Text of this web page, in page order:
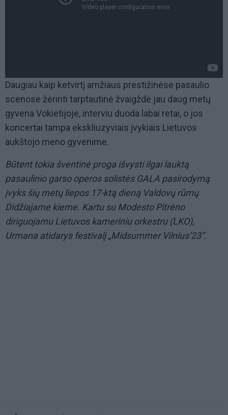
Daugiau kaip ketvirtį amžiaus prestižinėse pasaulio
scenose žėrinti tarptautinė žvaigždė jau daug metų
gyvena Vokietijoje, interviu duoda labai retai, o jos
koncertai tampa ekskliuzyviais įvykiais Lietuvos
aukštojo meno gyvenime.
Būtent tokia šventinė proga išvysti ilgai lauktą
pasaulinio garso operos solistės GALA pasirodymą
įvyks šių metų liepos 17-ktą dieną Valdovų rūmų
Didžiajame kieme. Kartu su Modesto Pitrėno
diriguojamu Lietuvos kameriniu orkestru (LKO),
Urmana atidarys festivalį „Midsummer Vilnius’23“.